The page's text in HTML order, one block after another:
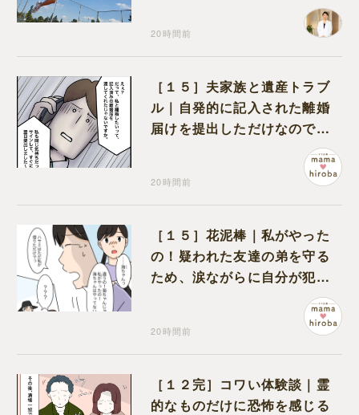
20時間前
［１５］夫家族と遺産トラブ
ル｜自発的に記入された離婚
届けを提出しただけなので、
20時間前
［１５］花泥棒｜私がやった
の！疑われた友達の弟を守る
ため、涙ながらに自分が犯人
20時間前
［１２完］コワい体験談｜霊
的なものだけに恐怖を感じる